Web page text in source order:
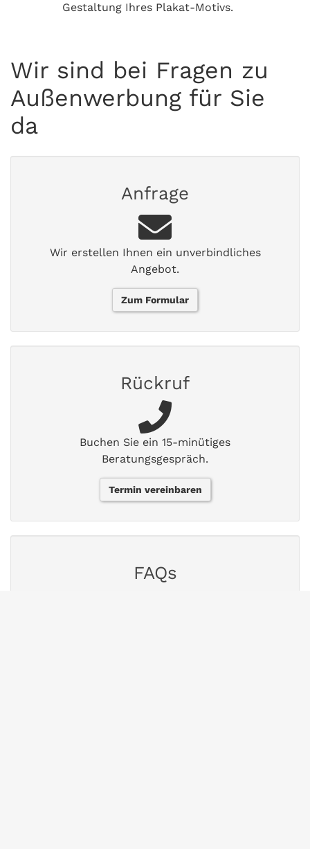
Gestaltung Ihres Plakat-Motivs.
Wir sind bei Fragen zu
Außenwerbung für Sie
da
Anfrage
Wir erstellen Ihnen ein unverbindliches
Angebot.
Zum Formular
Rückruf
Buchen Sie ein 15-minütiges
Beratungsgespräch.
Termin vereinbaren
FAQs